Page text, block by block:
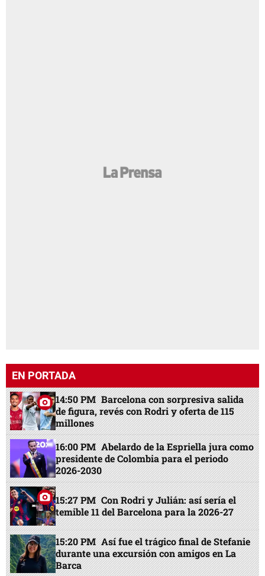
EN PORTADA
14:50 PM Barcelona con sorpresiva salida
de figura, revés con Rodri y oferta de 115
millones
16:00 PM Abelardo de la Espriella jura como
presidente de Colombia para el periodo
2026-2030
15:27 PM Con Rodri y Julián: así sería el
temible 11 del Barcelona para la 2026-27
15:20 PM Así fue el trágico final de Stefanie
durante una excursión con amigos en La
Barca